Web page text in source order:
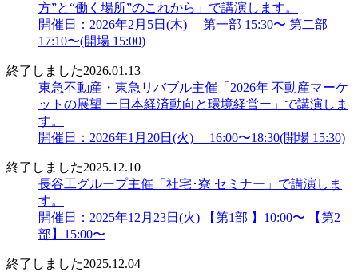
方”と“働く場所”のこれから」で講演します。
開催日：2026年2月5日(木) 第一部 15:30〜 第二部
17:10〜(開場 15:00)
終了しました2026.01.13
東急不動産・東急リバブル主催「2026年 不動産マーケ
ットの展望 ー日本経済動向と環境経営ー」で講演しま
す。
開催日：2026年1月20日(火) 16:00〜18:30(開場 15:30)
終了しました2025.12.10
長谷工グループ主催「社宅･寮 セミナー」で講演しま
す。
開催日：2025年12月23日(火) 【第1部 】10:00〜 【第2
部】15:00〜
終了しました2025.12.04